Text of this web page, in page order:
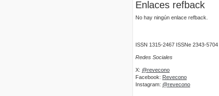
Enlaces refback
No hay ningún enlace refback.
ISSN 1315-2467 ISSNe 2343-5704
Redes Sociales
X: @revecono
Facebook: Revecono
Instagram: @revecono